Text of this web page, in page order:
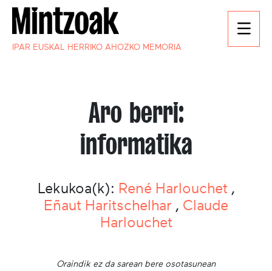
IPAR EUSKAL HERRIKO AHOZKO MEMORIA
Aro berri:
informatika
Lekukoa(k): René Harlouchet ,
Eñaut Haritschelhar , Claude
Harlouchet
Oraindik ez da sarean bere osotasunean